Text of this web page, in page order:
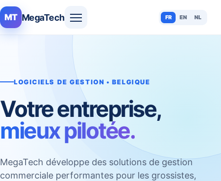
MT MegaTech FR EN NL
LOGICIELS DE GESTION • BELGIQUE
Votre entreprise,
mieux pilotée.
MegaTech développe des solutions de gestion
commerciale performantes pour les grossistes,